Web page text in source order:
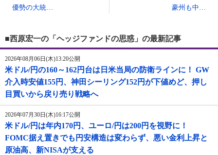
優勢の大統…
豪州も中…
■西原宏一の「ヘッジファンドの思惑」の最新記事
2026年08月06日(木)13:20公開
米ドル/円の160～162円台は日米当局の防衛ラインに！ GW
介入時安値155円、神田シーリング152円が下値めど、押し
目買いから戻り売り戦略へ
2026年07月30日(木)16:17公開
米ドル/円は年内170円、ユーロ/円は200円を視野に！
FOMC据え置きでも円安構造は変わらず、悪い金利上昇と
原油高、新NISAが支える